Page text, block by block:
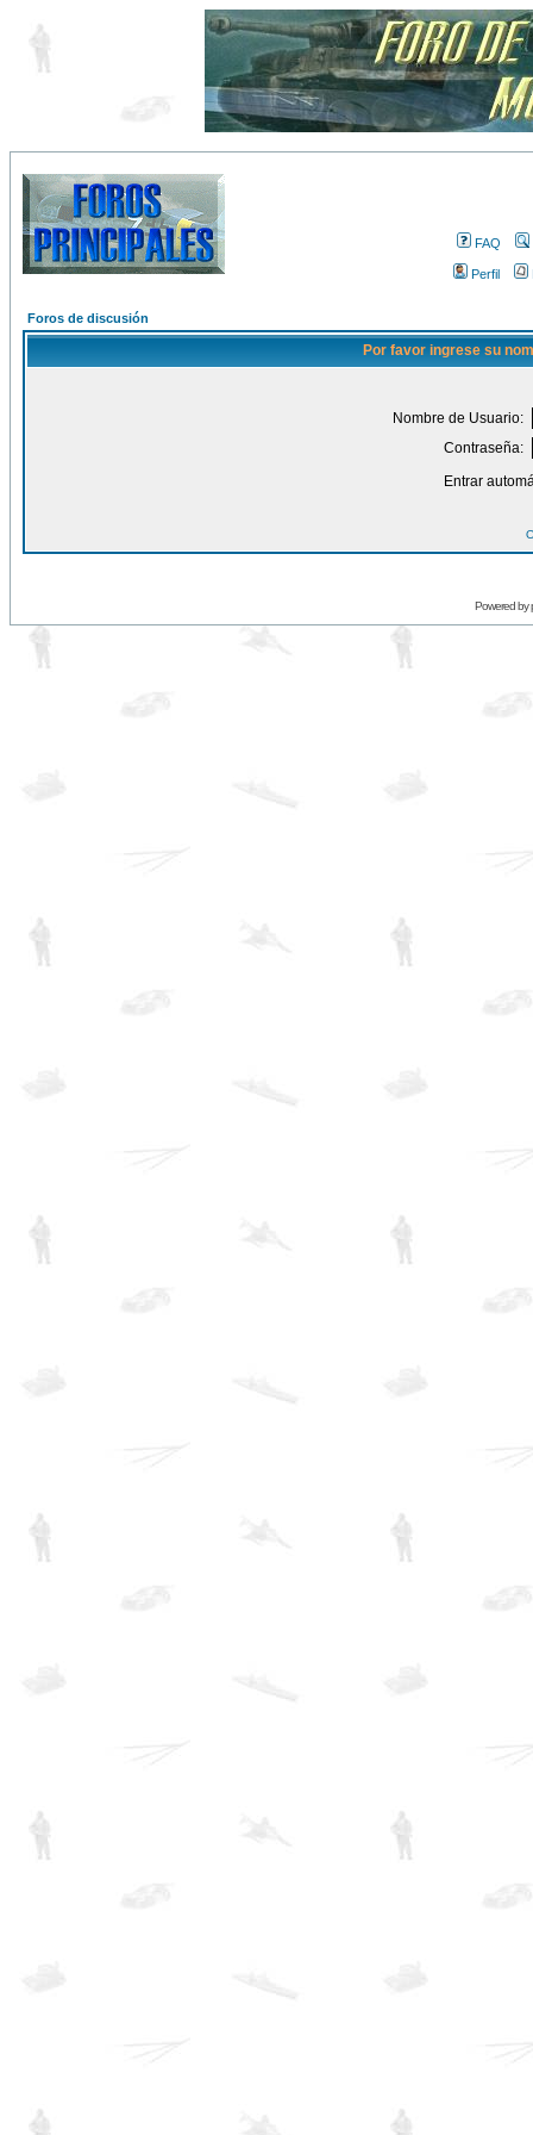
FAQ
Perfil
Foros de discusión
Por favor ingrese su
Nombre de Usuario:
Contraseña:
Entrar
Powered by